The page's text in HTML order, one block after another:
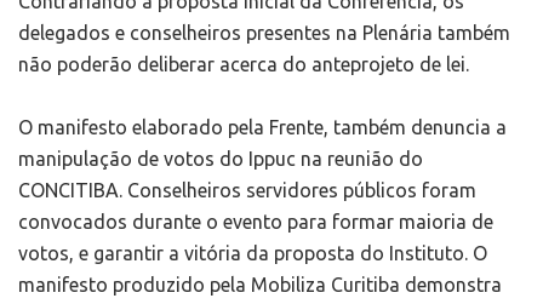
delegados e conselheiros presentes na Plenária também
não poderão deliberar acerca do anteprojeto de lei.
O manifesto elaborado pela Frente, também denuncia a
manipulação de votos do Ippuc na reunião do
CONCITIBA. Conselheiros servidores públicos foram
convocados durante o evento para formar maioria de
votos, e garantir a vitória da proposta do Instituto. O
manifesto produzido pela Mobiliza Curitiba demonstra